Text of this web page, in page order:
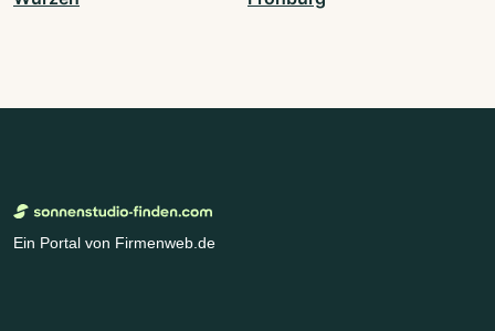
Ein Portal von Firmenweb.de